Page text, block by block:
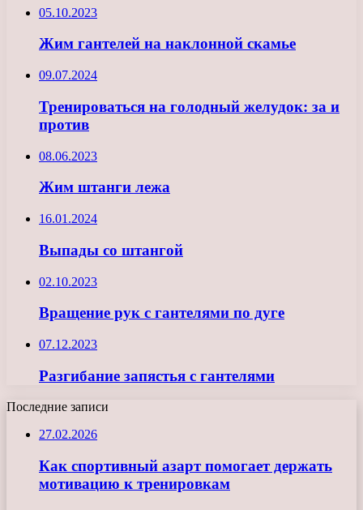
05.10.2023
Жим гантелей на наклонной скамье
09.07.2024
Тренироваться на голодный желудок: за и
против
08.06.2023
Жим штанги лежа
16.01.2024
Выпады со штангой
02.10.2023
Вращение рук с гантелями по дуге
07.12.2023
Разгибание запястья с гантелями
Последние записи
27.02.2026
Как спортивный азарт помогает держать
мотивацию к тренировкам